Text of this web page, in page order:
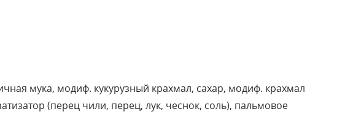
мука, модиф. кукурузный крахмал, сахар, модиф. крахмал
(перец чили, перец, лук, чеснок, соль), пальмовое